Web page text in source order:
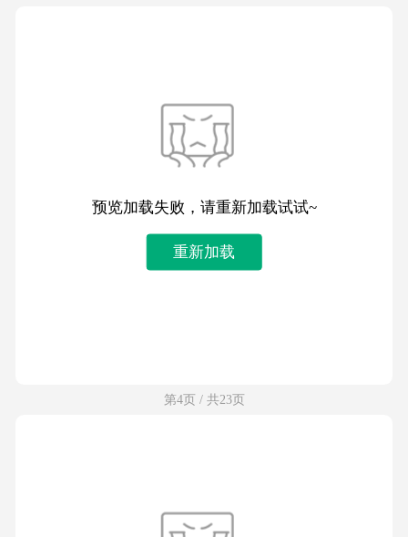
预览加载失败，请重新加载试试~
重新加载
第4页 / 共23页